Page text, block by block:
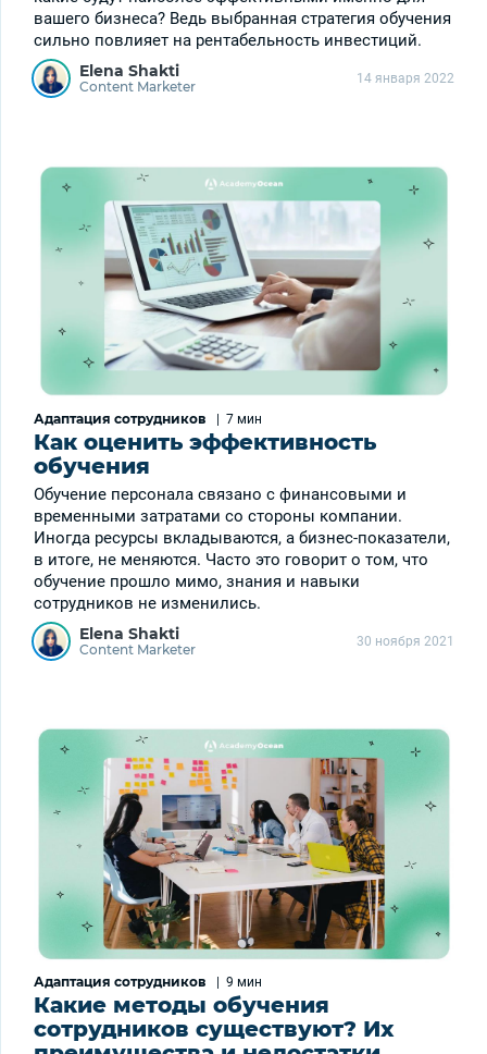
вашего бизнеса? Ведь выбранная стратегия обучения
сильно повлияет на рентабельность инвестиций.
Elena Shakti
Content Marketer 14 января 2022
Адаптация сотрудников | 7 мин
Как оценить эффективность
обучения
Обучение персонала связано с финансовыми и
временными затратами со стороны компании.
Иногда ресурсы вкладываются, а бизнес-показатели,
в итоге, не меняются. Часто это говорит о том, что
обучение прошло мимо, знания и навыки
сотрудников не изменились.
Elena Shakti
Content Marketer 30 ноября 2021
Адаптация сотрудников | 9 мин
Какие методы обучения
сотрудников существуют? Их